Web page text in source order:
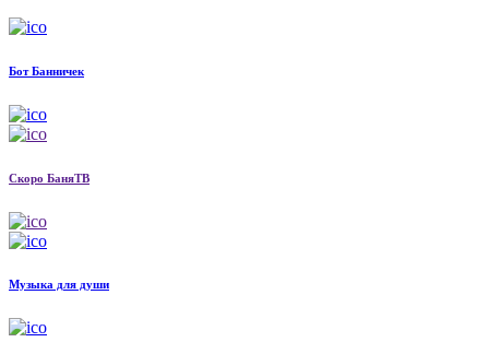
Бот Банничек
Скоро БаняТВ
Музыка для души